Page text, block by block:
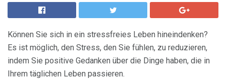
Können Sie sich in ein stressfreies Leben hineindenken?
Es ist möglich, den Stress, den Sie fühlen, zu reduzieren,
indem Sie positive Gedanken über die Dinge haben, die in
Ihrem täglichen Leben passieren.